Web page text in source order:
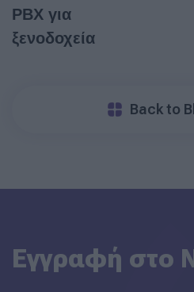
PBX για
ξενοδοχεία
Back to
Εγγραφή στο